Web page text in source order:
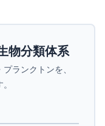
物分類体系
ランクトンを、